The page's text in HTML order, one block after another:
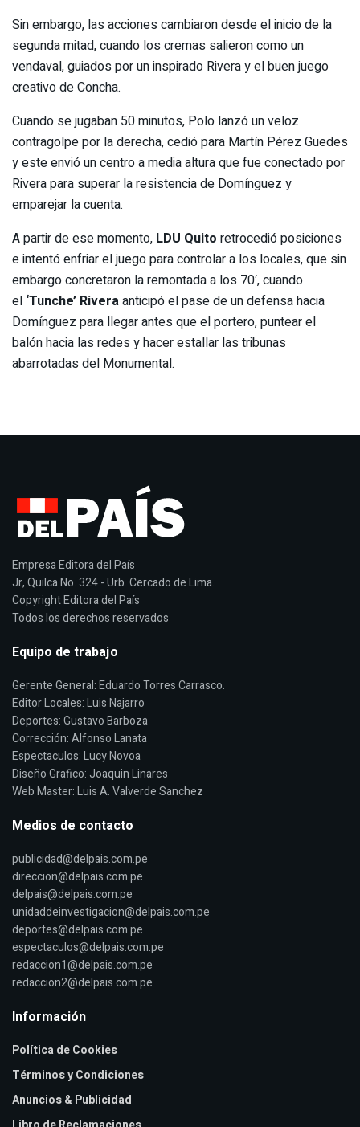
Sin embargo, las acciones cambiaron desde el inicio de la
segunda mitad, cuando los cremas salieron como un
vendaval, guiados por un inspirado Rivera y el buen juego
creativo de Concha.
Cuando se jugaban 50 minutos, Polo lanzó un veloz
contragolpe por la derecha, cedió para Martín Pérez Guedes
y este envió un centro a media altura que fue conectado por
Rivera para superar la resistencia de Domínguez y
emparejar la cuenta.
A partir de ese momento, LDU Quito retrocedió posiciones
e intentó enfriar el juego para controlar a los locales, que sin
embargo concretaron la remontada a los 70′, cuando
el ‘Tunche’ Riveraanticipó el pase de un defensa hacia
Domínguez para llegar antes que el portero, puntear el
balón hacia las redes y hacer estallar las tribunas
abarrotadas del Monumental.
Empresa Editora del País
Jr, Quilca No. 324 - Urb. Cercado de Lima.
Copyright Editora del País
Todos los derechos reservados
Equipo de trabajo
Gerente General: Eduardo Torres Carrasco.
Editor Locales: Luis Najarro
Deportes: Gustavo Barboza
Corrección: Alfonso Lanata
Espectaculos: Lucy Novoa
Diseño Grafico: Joaquin Linares
Web Master: Luis A. Valverde Sanchez
Medios de contacto
publicidad@delpais.com.pe
direccion@delpais.com.pe
delpais@delpais.com.pe
unidaddeinvestigacion@delpais.com.pe
deportes@delpais.com.pe
espectaculos@delpais.com.pe
redaccion1@delpais.com.pe
redaccion2@delpais.com.pe
Información
Política de Cookies
Términos y Condiciones
Anuncios & Publicidad